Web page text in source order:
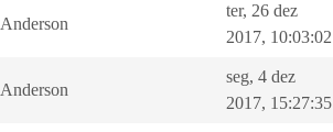
Anderson
ter, 26 dez
2017, 10:03:02
Anderson
seg, 4 dez
2017, 15:27:35